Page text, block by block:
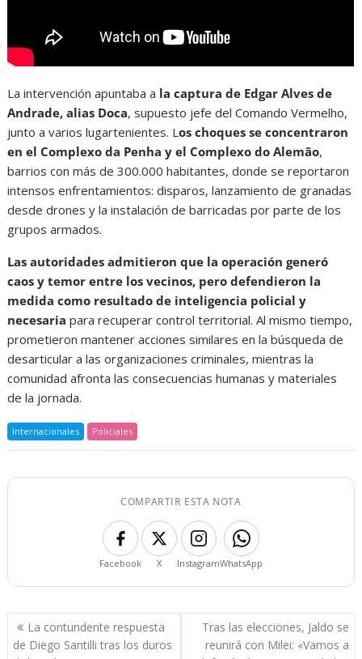
La intervención apuntaba a la captura de Edgar Alves de
Andrade, alias Doca, supuesto jefe del Comando Vermelho,
junto a varios lugartenientes. Los choques se concentraron
en el Complexo da Penha y el Complexo do Alemão,
barrios con más de 300.000 habitantes, donde se reportaron
intensos enfrentamientos: disparos, lanzamiento de granadas
desde drones y la instalación de barricadas por parte de los
grupos armados.
Las autoridades admitieron que la operación generó
caos y temor entre los vecinos, pero defendieron la
medida como resultado de inteligencia policial y
necesariapara recuperar control territorial. Al mismo tiempo,
prometieron mantener acciones similares en la búsqueda de
desarticular a las organizaciones criminales, mientras la
comunidad afronta las consecuencias humanas y materiales
de la jornada.
Internacionales Policiales
COMPARTIR ESTA NOTA
Facebook X InstagramWhatsApp
Navegación
de
La contundente respuesta
de Diego Santilli tras los duros
Tras las elecciones, Jaldo se
reunirá con Milei: «Vamos a